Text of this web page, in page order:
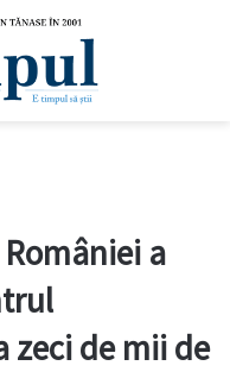
a
zeci de mii de